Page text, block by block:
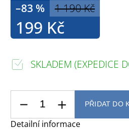
1 190 Kč
–83 %
199 Kč
SKLADEM (EXPEDICE
PŘIDAT DO
Detailní informace